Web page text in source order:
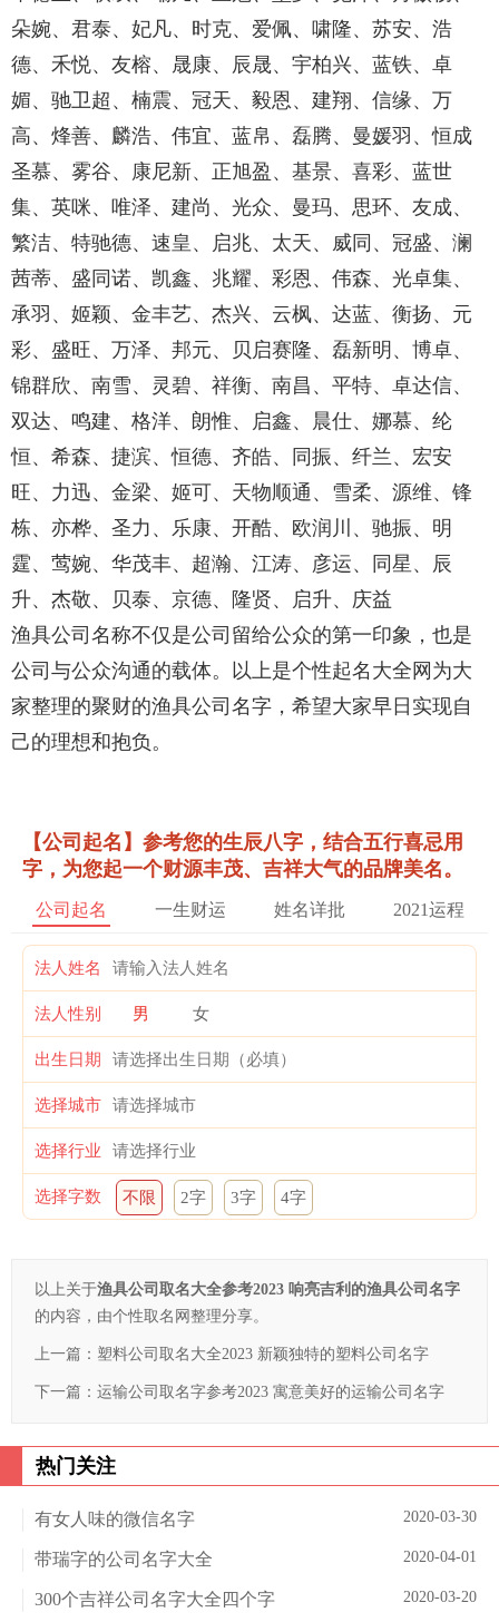
朵婉、君泰、妃凡、时克、爱佩、啸隆、苏安、浩
德、禾悦、友榕、晟康、辰晟、宇柏兴、蓝铁、卓
媚、驰卫超、楠震、冠天、毅恩、建翔、信缘、万
高、烽善、麟浩、伟宜、蓝帛、磊腾、曼媛羽、恒成
圣慕、雾谷、康尼新、正旭盈、基景、喜彩、蓝世
集、英咪、唯泽、建尚、光众、曼玛、思环、友成、
繁洁、特驰德、速皇、启兆、太天、威同、冠盛、澜
茜蒂、盛同诺、凯鑫、兆耀、彩恩、伟森、光卓集、
承羽、姬颖、金丰艺、杰兴、云枫、达蓝、衡扬、元
彩、盛旺、万泽、邦元、贝启赛隆、磊新明、博卓、
锦群欣、南雪、灵碧、祥衡、南昌、平特、卓达信、
双达、鸣建、格洋、朗惟、启鑫、晨仕、娜慕、纶
恒、希森、捷滨、恒德、齐皓、同振、纤兰、宏安
旺、力迅、金梁、姬可、天物顺通、雪柔、源维、锋
栋、亦桦、圣力、乐康、开酷、欧润川、驰振、明
霆、莺婉、华茂丰、超瀚、江涛、彦运、同星、辰
升、杰敬、贝泰、京德、隆贤、启升、庆益
渔具公司名称不仅是公司留给公众的第一印象，也是
公司与公众沟通的载体。以上是个性起名大全网为大
家整理的聚财的渔具公司名字，希望大家早日实现自
己的理想和抱负。
【公司起名】参考您的生辰八字，结合五行喜忌用
字，为您起一个财源丰茂、吉祥大气的品牌美名。
公司起名 一生财运 姓名详批 2021运程
法人姓名
法人性别 男 女
出生日期
选择城市
选择行业
选择字数 不限 2字 3字 4字
以上关于渔具公司取名大全参考2023 响亮吉利的渔具公司名字
的内容，由个性取名网整理分享。
上一篇： 塑料公司取名大全2023 新颖独特的塑料公司名字
下一篇： 运输公司取名字参考2023 寓意美好的运输公司名字
热门关注
2020-03-30
有女人味的微信名字
2020-04-01
带瑞字的公司名字大全
2020-03-20
300个吉祥公司名字大全四个字